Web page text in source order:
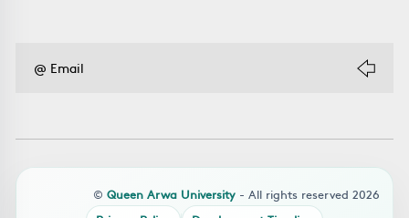
© Queen Arwa University - All rights reserved 2026